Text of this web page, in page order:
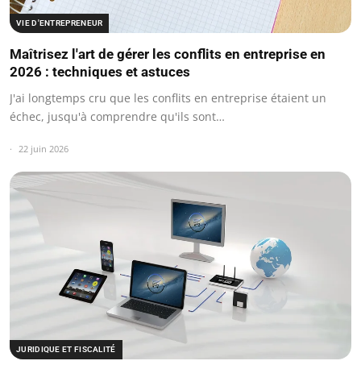
VIE D'ENTREPRENEUR
Maîtrisez l'art de gérer les conflits en entreprise en
2026 : techniques et astuces
J'ai longtemps cru que les conflits en entreprise étaient un
échec, jusqu'à comprendre qu'ils sont…
22 juin 2026
JURIDIQUE ET FISCALITÉ